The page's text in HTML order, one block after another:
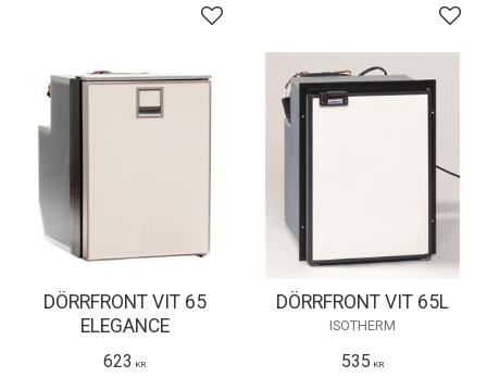
Lägg till i favoriter
DÖRRFRONT VIT 65
ELEGANCE
623 KR
DÖRRFRONT VIT 65L
ISOTHERM
535 KR